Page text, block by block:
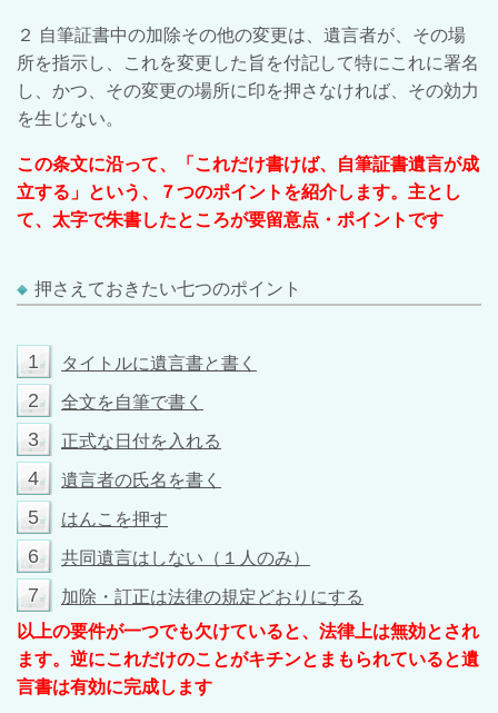
２ 自筆証書中の加除その他の変更は、遺言者が、その場
所を指示し、これを変更した旨を付記して特にこれに署名
し、かつ、その変更の場所に印を押さなければ、その効力
を生じない。
この条文に沿って、「これだけ書けば、自筆証書遺言が成
立する」という、７つのポイントを紹介します。主とし
て、太字で朱書したところが要留意点・ポイントです
押さえておきたい七つのポイント
1 タイトルに遺言書と書く
2 全文を自筆で書く
3 正式な日付を入れる
4 遺言者の氏名を書く
5 はんこを押す
6 共同遺言はしない（１人のみ）
7
加除・訂正は法律の規定どおりにする
以上の要件が一つでも欠けていると、法律上は無効とされ
ます。逆にこれだけのことがキチンとまもられていると遺
言書は有効に完成します